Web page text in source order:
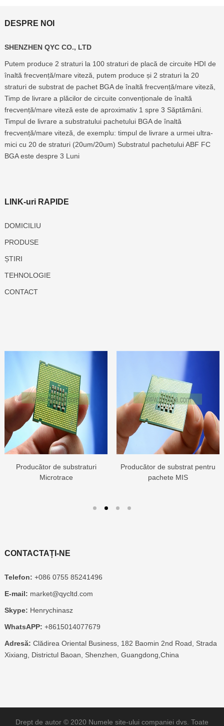
DESPRE NOI
SHENZHEN QYC CO., LTD
Putem produce 2 straturi la 100 straturi de placă de circuite HDI de
înaltă frecvență/mare viteză, putem produce și 2 straturi la 20
straturi de substrat de pachet BGA de înaltă frecvență/mare viteză,
Timp de livrare a plăcilor de circuite convenționale de înaltă
frecvență/mare viteză este de aproximativ 1 spre 3 Săptămâni.
Timpul de livrare a substratului pachetului BGA de înaltă
frecvență/mare viteză, de exemplu: timpul de livrare a urmei ultra-
mici cu 20 de straturi (20um/20um) Substratul pachetului ABF FC
BGA este despre 3 Luni
LINK-uri RAPIDE
DOMICILIU
PRODUSE
ȘTIRI
TEHNOLOGIE
CONTACT
Producător de substraturi
Microtrace
Producător de substrat pentru
pachete MIS
CONTACTAȚI-NE
Telefon: +086 0755 85241496
E-mail: market@qycltd.com
Skype: Henrychinasz
WhatsAPP: +8615014077679
Adresă: Clădirea Oriental Business, 182 Baomin 2nd Road, Strada
Xixiang, Districtul Baoan, Shenzhen, Guangdong,China
Drept de autor © 2020 Numele site-ului companiei dvs. Toate